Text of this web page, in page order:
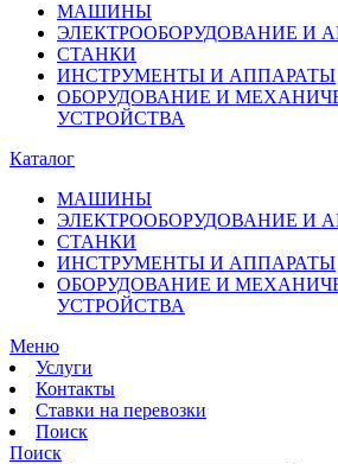
МАШИНЫ
ЭЛЕКТРООБОРУДОВАНИЕ И
СТАНКИ
ИНСТРУМЕНТЫ И АППАРАТЫ
ОБОРУДОВАНИЕ И
УСТРОЙСТВА
Каталог
МАШИНЫ
ЭЛЕКТРООБОРУДОВАНИЕ И
СТАНКИ
ИНСТРУМЕНТЫ И АППАРАТЫ
ОБОРУДОВАНИЕ И
УСТРОЙСТВА
Меню
Услуги
Контакты
Ставки на перевозки
Поиск
Поиск